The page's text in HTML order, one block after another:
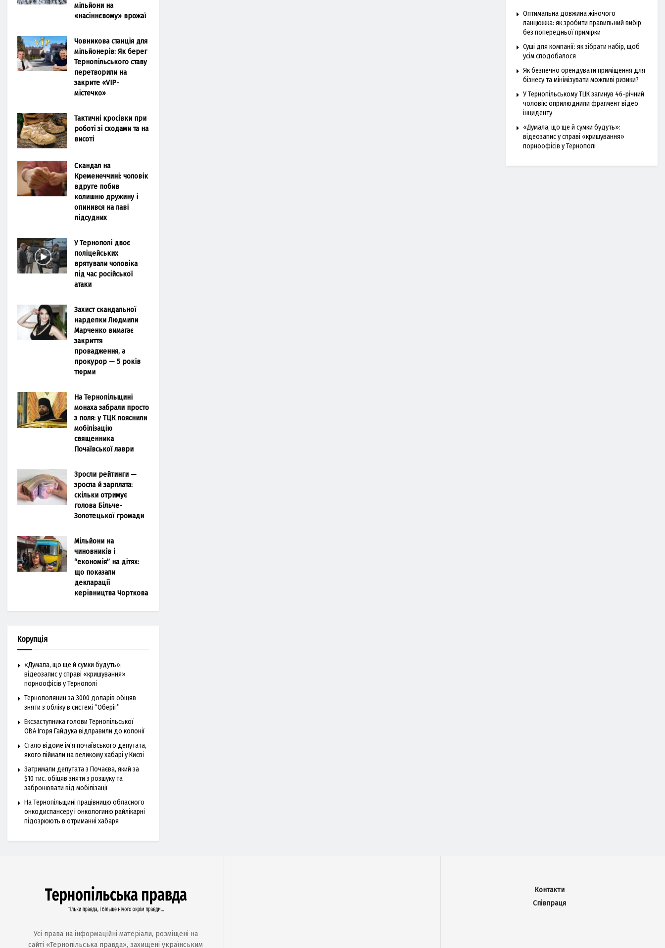
мільйони на
«насіннєвому» врожаї
Човникова станція для
мільйонерів: Як берег
Тернопільського ставу
перетворили на
закрите «VIP-
містечко»
Тактичні кросівки при
роботі зі сходами та на
висоті
Скандал на
Кременеччині: чоловік
вдруге побив
колишню дружину і
опинився на лаві
підсудних
У Тернополі двоє
поліцейських
врятували чоловіка
під час російської
атаки
Захист скандальної
нардепки Людмили
Марченко вимагає
закриття
провадження, а
прокурор — 5 років
тюрми
На Тернопільщині
монаха забрали просто
з поля: у ТЦК пояснили
мобілізацію
священника
Почаївської лаври
Зросли рейтинги —
зросла й зарплата:
скільки отримує
голова Більче-
Золотецької громади
Мільйони на
чиновників і
“економія” на дітях:
що показали
декларації
керівництва Чорткова
Корупція
«Думала, що ще й сумки будуть»:
відеозапис у справі «кришування»
порноофісів у Тернополі
Тернополянин за 3000 доларів обіцяв
зняти з обліку в системі “Оберіг”
Ексзаступника голови Тернопільської
ОВА Ігоря Гайдука відправили до колонії
Стало відоме ім’я почаївського депутата,
якого піймали на великому хабарі у Києві
Затримали депутата з Почаєва, який за
$10 тис. обіцяв зняти з розшуку та
забронювати від мобілізації
На Тернопільщині працівницю обласного
онкодиспансеру і онкологиню райлікарні
підозрюють в отриманні хабаря
Оптимальна довжина жіночого
ланцюжка: як зробити правильний вибір
без попередньої примірки
Суші для компанії: як зібрати набір, щоб
усім сподобалося
Як безпечно орендувати приміщення для
бізнесу та мінімізувати можливі ризики?
У Тернопільському ТЦК загинув 46-річний
чоловік: оприлюднили фрагмент відео
інциденту
«Думала, що ще й сумки будуть»:
відеозапис у справі «кришування»
порноофісів у Тернополі
Усі права на інформаційні матеріали, розміщені на
сайті «Тернопільська правда», захищені українським
Контакти
Співпраця